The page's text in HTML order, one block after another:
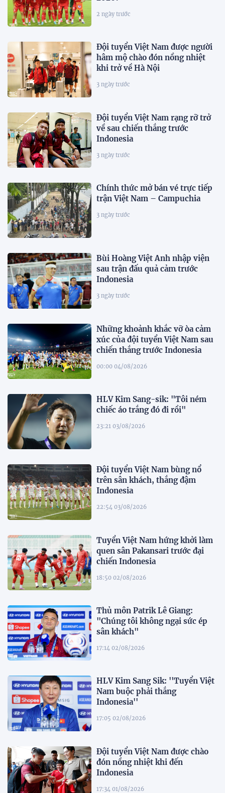
2 ngày trước
Đội tuyển Việt Nam được người
hâm mộ chào đón nồng nhiệt
khi trở về Hà Nội
3 ngày trước
Đội tuyển Việt Nam rạng rỡ trở
về sau chiến thắng trước
Indonesia
3 ngày trước
Chính thức mở bán vé trực tiếp
trận Việt Nam – Campuchia
3 ngày trước
Bùi Hoàng Việt Anh nhập viện
sau trận đấu quả cảm trước
Indonesia
3 ngày trước
Những khoảnh khắc vỡ òa cảm
xúc của đội tuyển Việt Nam sau
chiến thắng trước Indonesia
00:00 04/08/2026
HLV Kim Sang-sik: "Tôi ném
chiếc áo trắng đó đi rồi"
23:21 03/08/2026
Đội tuyển Việt Nam bùng nổ
trên sân khách, thắng đậm
Indonesia
22:54 03/08/2026
Tuyển Việt Nam hứng khởi làm
quen sân Pakansari trước đại
chiến Indonesia
18:50 02/08/2026
Thủ môn Patrik Lê Giang:
"Chúng tôi không ngại sức ép
sân khách"
17:14 02/08/2026
HLV Kim Sang Sik: ''Tuyển Việt
Nam buộc phải thắng
Indonesia''
17:05 02/08/2026
Đội tuyển Việt Nam được chào
đón nồng nhiệt khi đến
Indonesia
17:34 01/08/2026